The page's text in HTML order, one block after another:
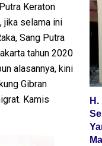
Keraton
jika selama ini
Sang Putra
tahun 2020
alasannya, kini
Gibran
Kamis